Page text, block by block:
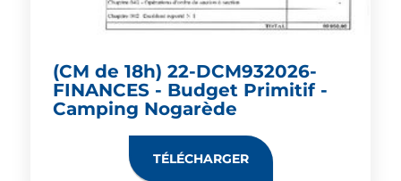
(CM de 18h) 22-DCM932026-
FINANCES - Budget Primitif -
Camping Nogarède
TÉLÉCHARGER